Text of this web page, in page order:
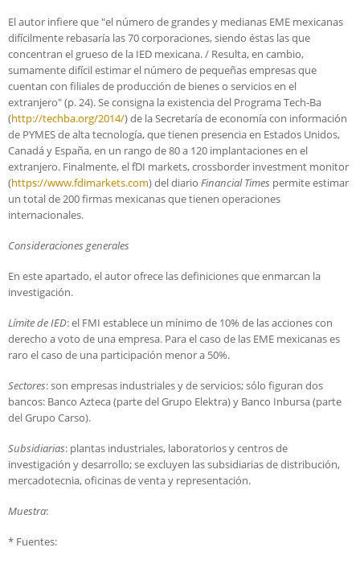
El autor infiere que "el número de grandes y medianas EME mexicanas
difícilmente rebasaría las 70 corporaciones, siendo éstas las que
concentran el grueso de la IED mexicana. / Resulta, en cambio,
sumamente difícil estimar el número de pequeñas empresas que
cuentan con filiales de producción de bienes o servicios en el
extranjero" (p. 24). Se consigna la existencia del Programa Tech-Ba
(http://techba.org/2014/) de la Secretaría de economía con información
de PYMES de alta tecnología, que tienen presencia en Estados Unidos,
Canadá y España, en un rango de 80 a 120 implantaciones en el
extranjero. Finalmente, el fDI markets, crossborder investment monitor
(https://www.fdimarkets.com) del diario Financial Times permite estimar
un total de 200 firmas mexicanas que tienen operaciones
internacionales.
Consideraciones generales
En este apartado, el autor ofrece las definiciones que enmarcan la
investigación.
Límite de IED: el FMI establece un mínimo de 10% de las acciones con
derecho a voto de una empresa. Para el caso de las EME mexicanas es
raro el caso de una participación menor a 50%.
Sectores: son empresas industriales y de servicios; sólo figuran dos
bancos: Banco Azteca (parte del Grupo Elektra) y Banco Inbursa (parte
del Grupo Carso).
Subsidiarias: plantas industriales, laboratorios y centros de
investigación y desarrollo; se excluyen las subsidiarias de distribución,
mercadotecnia, oficinas de venta y representación.
Muestra:
* Fuentes: